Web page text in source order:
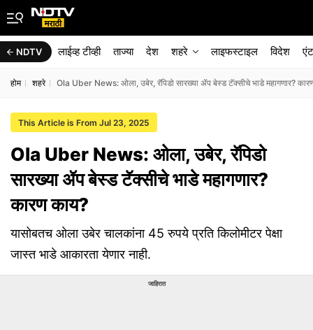
NDTV लाईव्ह टीव्ही ताज्या देश शहरे लाइफस्टाइल विदेश
होम शहरे Ola Uber News: ओला, उबेर, रॅपिडो सारख्या ॲप बेस्ड टॅक्सीचे भाडे महागणार?
This Article is From Jul 23, 2025
Ola Uber News: ओला, उबेर, रॅपिडो
सारख्या ॲप बेस्ड टॅक्सीचे भाडे महागणार?
कारण काय?
यासोबतच ओला उबेर चालकांना 45 रुपये प्रति किलोमीटर पेक्षा
जास्त भाडे आकारता येणार नाही.
जाहिरात